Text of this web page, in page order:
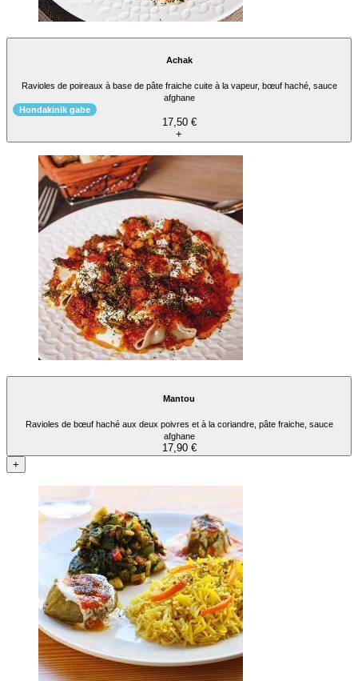
Achak
Ravioles de poireaux à base de pâte fraiche cuite à la vapeur, bœuf haché, sauce
afghane
Hondakinik gabe
17,50 €
+
Mantou
Ravioles de bœuf haché aux deux poivres et à la coriandre, pâte fraiche, sauce
afghane
17,90 €
+